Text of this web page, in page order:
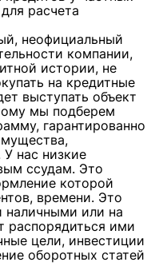
расчета
неофициальный
компании,
истории, не
на кредитные
выступать объект
мы подберем
гарантированно
нас низкие
ссудам. Это
которой
времени. Это
наличными или на
распорядиться ими
цели, инвестиции
оборотных статей